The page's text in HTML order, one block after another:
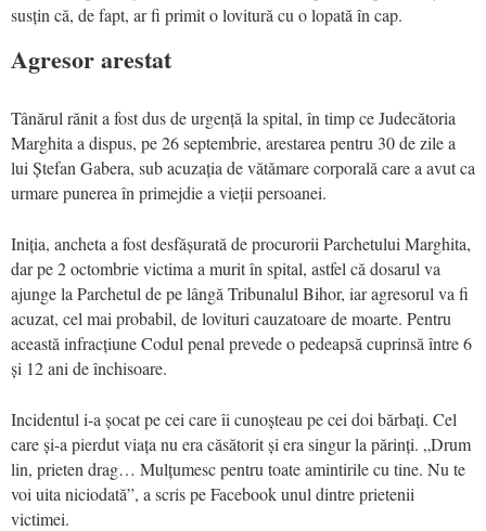
susțin că, de fapt, ar fi primit o lovitură cu o lopată în cap.
Agresor arestat
Tânărul rănit a fost dus de urgență la spital, în timp ce Judecătoria
Marghita a dispus, pe 26 septembrie, arestarea pentru 30 de zile a
lui Ștefan Gabera, sub acuzația de vătămare corporală care a avut ca
urmare punerea în primejdie a vieții persoanei.
Iniția, ancheta a fost desfășurată de procurorii Parchetului Marghita,
dar pe 2 octombrie victima a murit în spital, astfel că dosarul va
ajunge la Parchetul de pe lângă Tribunalul Bihor, iar agresorul va fi
acuzat, cel mai probabil, de lovituri cauzatoare de moarte. Pentru
această infracțiune Codul penal prevede o pedeapsă cuprinsă între 6
și 12 ani de închisoare.
Incidentul i-a șocat pe cei care îi cunoșteau pe cei doi bărbați. Cel
care și-a pierdut viața nu era căsătorit și era singur la părinți. „Drum
lin, prieten drag… Mulțumesc pentru toate amintirile cu tine. Nu te
voi uita niciodată”, a scris pe Facebook unul dintre prietenii
victimei.